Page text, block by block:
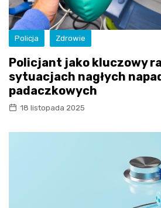
Policja Zdrowie
Policjant jako kluczowy
sytuacjach nagłych
padaczkowych
18 listopada 2025